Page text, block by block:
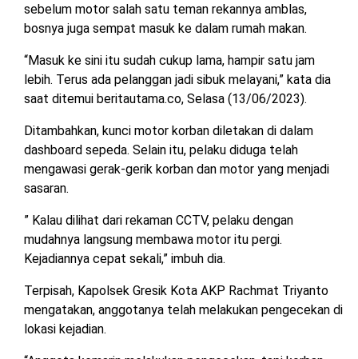
sebelum motor salah satu teman rekannya amblas,
bosnya juga sempat masuk ke dalam rumah makan.
“Masuk ke sini itu sudah cukup lama, hampir satu jam
lebih. Terus ada pelanggan jadi sibuk melayani,” kata dia
saat ditemui beritautama.co, Selasa (13/06/2023).
Ditambahkan, kunci motor korban diletakan di dalam
dashboard sepeda. Selain itu, pelaku diduga telah
mengawasi gerak-gerik korban dan motor yang menjadi
sasaran.
” Kalau dilihat dari rekaman CCTV, pelaku dengan
mudahnya langsung membawa motor itu pergi.
Kejadiannya cepat sekali,” imbuh dia.
Terpisah, Kapolsek Gresik Kota AKP Rachmat Triyanto
mengatakan, anggotanya telah melakukan pengecekan di
lokasi kejadian.